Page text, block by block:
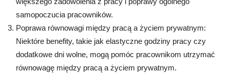
samopoczucia pracowników.
Poprawa równowagi między pracą a życiem prywatnym:
Niektóre benefity, takie jak elastyczne godziny pracy czy
dodatkowe dni wolne, mogą pomóc pracownikom utrzymać
równowagę między pracą a życiem prywatnym.